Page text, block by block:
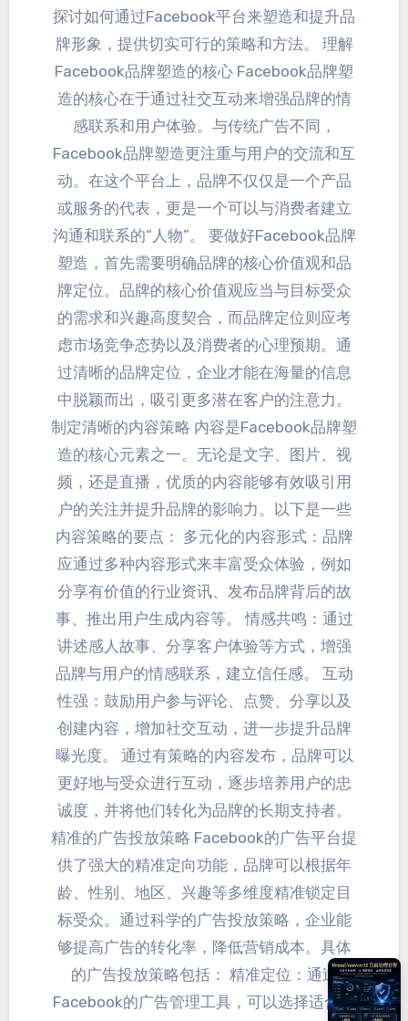
探讨如何通过Facebook平台来塑造和提升品
牌形象，提供切实可行的策略和方法。 理解
Facebook品牌塑造的核心 Facebook品牌塑
造的核心在于通过社交互动来增强品牌的情
感联系和用户体验。与传统广告不同，
Facebook品牌塑造更注重与用户的交流和互
动。在这个平台上，品牌不仅仅是一个产品
或服务的代表，更是一个可以与消费者建立
沟通和联系的“人物”。 要做好Facebook品牌
塑造，首先需要明确品牌的核心价值观和品
牌定位。品牌的核心价值观应当与目标受众
的需求和兴趣高度契合，而品牌定位则应考
虑市场竞争态势以及消费者的心理预期。通
过清晰的品牌定位，企业才能在海量的信息
中脱颖而出，吸引更多潜在客户的注意力。
制定清晰的内容策略 内容是Facebook品牌塑
造的核心元素之一。无论是文字、图片、视
频，还是直播，优质的内容能够有效吸引用
户的关注并提升品牌的影响力。以下是一些
内容策略的要点： 多元化的内容形式：品牌
应通过多种内容形式来丰富受众体验，例如
分享有价值的行业资讯、发布品牌背后的故
事、推出用户生成内容等。 情感共鸣：通过
讲述感人故事、分享客户体验等方式，增强
品牌与用户的情感联系，建立信任感。 互动
性强：鼓励用户参与评论、点赞、分享以及
创建内容，增加社交互动，进一步提升品牌
曝光度。 通过有策略的内容发布，品牌可以
更好地与受众进行互动，逐步培养用户的忠
诚度，并将他们转化为品牌的长期支持者。
精准的广告投放策略 Facebook的广告平台提
供了强大的精准定向功能，品牌可以根据年
龄、性别、地区、兴趣等多维度精准锁定目
标受众。通过科学的广告投放策略，企业能
够提高广告的转化率，降低营销成本。具体
的广告投放策略包括： 精准定位：通过
Facebook的广告管理工具，可以选择适合品